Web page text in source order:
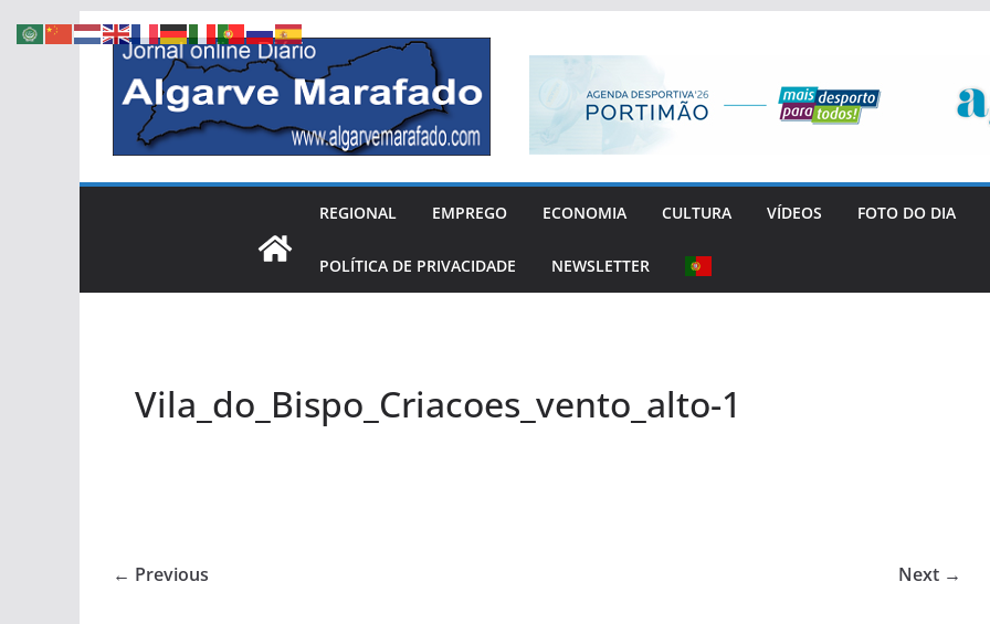
Skip
content
REGIONAL EMPREGO ECONOMIA CULTURA VÍDEOS FOTO DO DIA
POLÍTICA DE PRIVACIDADE NEWSLETTER
Vila_do_Bispo_Criacoes_vento_alto-1
← Previous Next →